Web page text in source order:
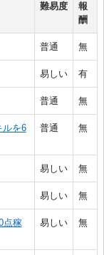
難易度
報
酬
普通 無
易しい 有
普通 無
ルを6
普通 無
易しい 無
易しい 無
点稼
易しい 無